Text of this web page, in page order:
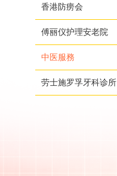
香港防痨会
傅丽仪护理安老院
中医服務
劳士施罗孚牙科诊所